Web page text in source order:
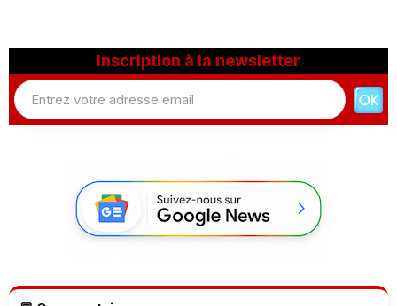
Inscription à la newsletter